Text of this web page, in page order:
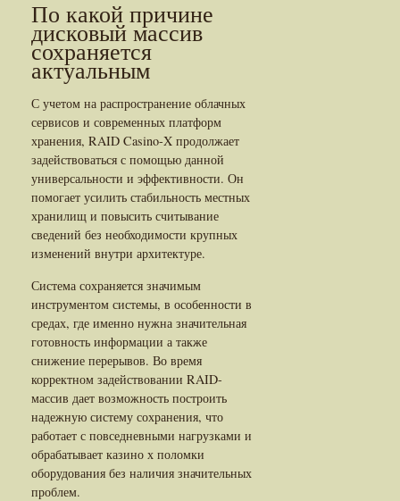
По какой причине
дисковый массив
сохраняется
актуальным
С учетом на распространение облачных
сервисов и современных платформ
хранения, RAID Casino-X продолжает
задействоваться с помощью данной
универсальности и эффективности. Он
помогает усилить стабильность местных
хранилищ и повысить считывание
сведений без необходимости крупных
изменений внутри архитектуре.
Система сохраняется значимым
инструментом системы, в особенности в
средах, где именно нужна значительная
готовность информации а также
снижение перерывов. Во время
корректном задействовании RAID-
массив дает возможность построить
надежную систему сохранения, что
работает с повседневными нагрузками и
обрабатывает казино х поломки
оборудования без наличия значительных
проблем.